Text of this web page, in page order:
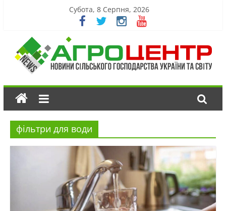
Субота, 8 Серпня, 2026
фільтри для води